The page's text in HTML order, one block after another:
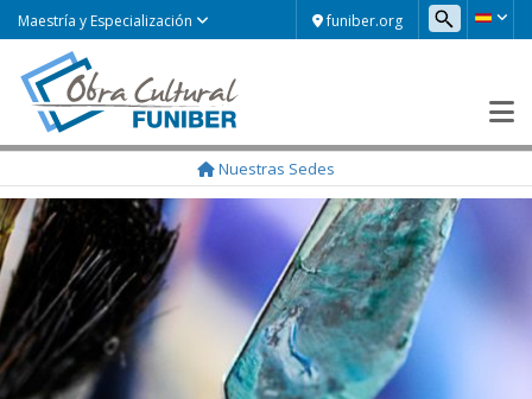
funiber.org
Maestría y Especialización
Nuestras Sedes